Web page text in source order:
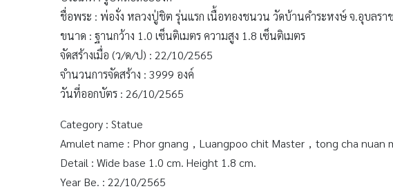
ชื่อพระ : พ่องั่ง หลวงปู่ชิต รุ่นแรก เนื้อทองชนวน วัดบ้านคำระหงษ์ จ.อุบลรา
ขนาด : ฐานกว้าง 1.0 เซ็นติเมตร ความสูง 1.8 เซ็นติเมตร
จัดสร้างเมื่อ (ว/ด/ป) : 22/10/2565
จำนวนการจัดสร้าง : 3999 องค์
วันที่ออกบัตร : 26/10/2565
Category : Statue
Amulet name : Phor gnang，Luangpoo chit Master，tong cha nuan
Detail : Wide base 1.0 cm. Height 1.8 cm.
Year Be. : 22/10/2565